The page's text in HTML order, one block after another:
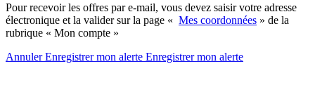
Pour recevoir les offres par e-mail, vous devez saisir votre adresse
électronique et la valider sur la page « Mes coordonnées » de la
rubrique « Mon compte »
AnnulerEnregistrer mon alerte Enregistrermon alerte